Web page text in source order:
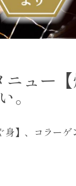
ュー
。
】、コラーゲ